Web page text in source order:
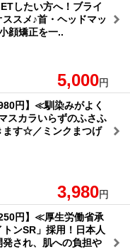
したい方へ！ブライ
スメ♪首・ヘッドマッ
顔矯正を一..
5,000円
円】≪馴染みがよく
スカラいらずのふさふ
ます☆／ミンクまつげ
3,980円
円】≪厚生労働省承
ンSR」採用！日本人
され、肌への負担や